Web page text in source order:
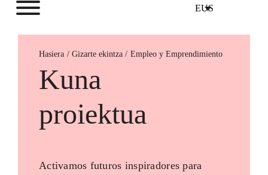
EUS
Hasiera Empleo y Emprendimiento
Kuna
proiektua
Activamos futuros inspiradores para